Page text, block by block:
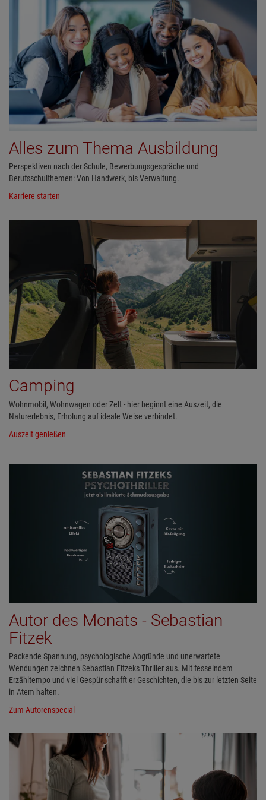
Alles zum Thema Ausbildung
Perspektiven nach der Schule, Bewerbungsgespräche und
Berufsschulthemen: Von Handwerk, bis Verwaltung.
Karriere starten
Camping
Wohnmobil, Wohnwagen oder Zelt - hier beginnt eine Auszeit, die
Naturerlebnis, Erholung auf ideale Weise verbindet.
Auszeit genießen
Autor des Monats - Sebastian
Fitzek
Packende Spannung, psychologische Abgründe und unerwartete
Wendungen zeichnen Sebastian Fitzeks Thriller aus. Mit fesselndem
Erzähltempo und viel Gespür schafft er Geschichten, die bis zur letzten Seite
in Atem halten.
Zum Autorenspecial